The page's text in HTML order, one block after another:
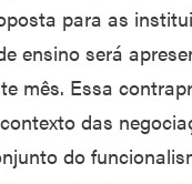
para as
ensino será
mês. Essa
das
do